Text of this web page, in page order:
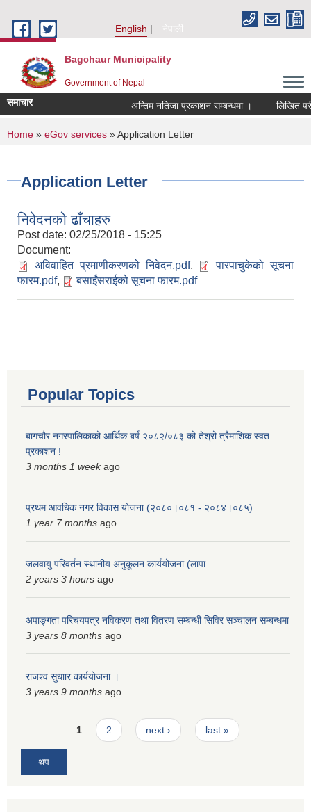
English
नेपाली
Bagchaur Municipality
Government of Nepal
समाचार अन्तिम नतिजा प्रकाशन सम्बन्धमा । लिखित
You are here
Home » eGov services » Application Letter
Application Letter
निवेदनको ढाँचाहरु
Post date: 02/25/2018 - 15:25
Document:
अविवाहित प्रमाणीकरणको निवेदन.pdf,
पारपाचुकेको सूचना
फारम.pdf, बसाईंसराईको सूचना फारम.pdf
Popular Topics
बागचौर नगरपालिकाको आर्थिक बर्ष २०८२/०८३ को तेश्रो त्रैमाशिक स्वत:
प्रकाशन !
3 months 1 weekago
प्रथम आवधिक नगर विकास योजना (२०८०।०८१ - २०८४।०८५)
1 year 7 months ago
जलवायु परिवर्तन स्थानीय अनुकूलन कार्ययोजना (लापा
2 years 3 hours ago
अपाङ्गता परिचयपत्र नविकरण तथा वितरण सम्बन्धी सिविर सञ्चालन सम्बन्धमा
3 years 8 months ago
राजश्व सुधाार कार्ययोजना ।
3 years 9 months ago
Pages1 2 next › last »
थप